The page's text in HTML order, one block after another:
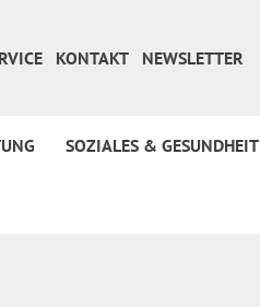
KONTAKT NEWSLETTER
SOZIALES & GESUNDHEIT